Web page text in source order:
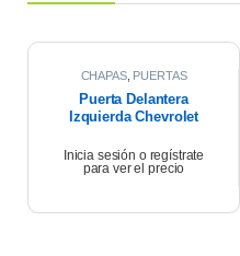
CHAPAS, PUERTAS
Puerta Delantera
Izquierda Chevrolet
Inicia sesión o regístrate
para ver el precio